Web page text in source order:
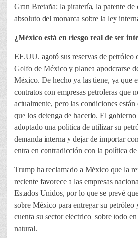
Gran Bretaña: la piratería, la patente de
absoluto del monarca sobre la ley
¿México está en riesgo real de ser
EE.UU. agotó sus reservas de petróleo
Golfo de México y planea apoderarse
México. De hecho ya las tiene, ya que
contratos con empresas petroleras que
actualmente, pero las condiciones
que los detenga de hacerlo. El
adoptado una política de utilizar su
demanda interna y dejar de importar
entra en contradicción con la política
Trump ha reclamado a México que la
reciente favorece a las empresas
Estados Unidos, por lo que se prevé
sobre México para entregar su petróleo
cuenta su sector eléctrico, sobre todo
natural.